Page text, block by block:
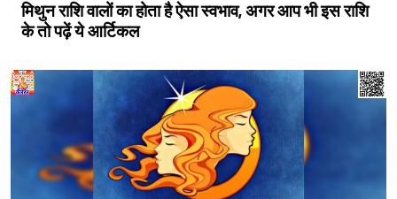
मिथुन राशि वालों का होता है ऐसा स्वभाव, अगर आप भी इस राशि
के तो पढ़ें ये आर्टिकल